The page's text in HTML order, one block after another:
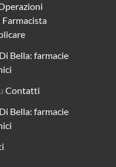
Bella: farmacie
Contatti
Bella: farmacie